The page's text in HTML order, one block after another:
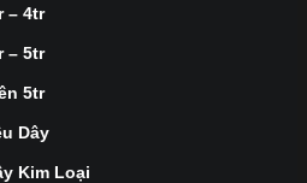
– 4tr
– 5tr
5tr
Dây
Kim Loại